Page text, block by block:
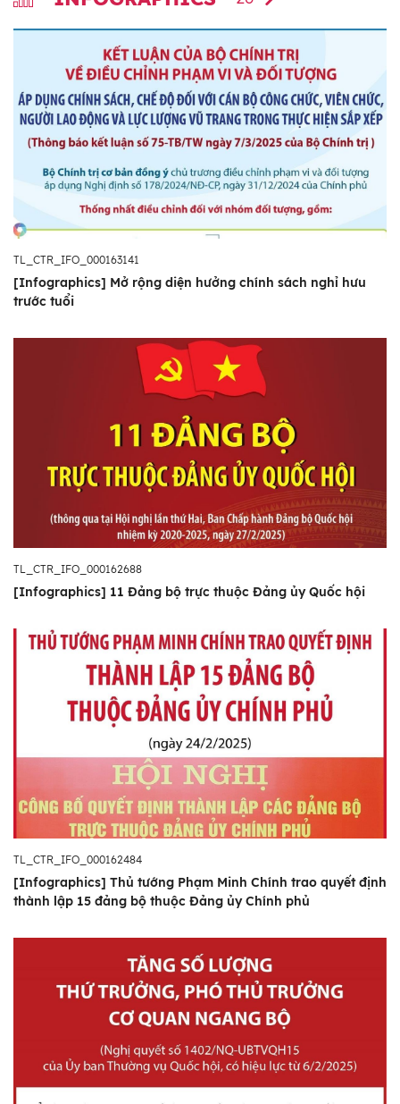
TL_CTR_IFO_000163141
[Infographics] Mở rộng diện hưởng chính sách nghỉ hưu
trước tuổi
TL_CTR_IFO_000162688
[Infographics] 11 Đảng bộ trực thuộc Đảng ủy Quốc hội
TL_CTR_IFO_000162484
[Infographics] Thủ tướng Phạm Minh Chính trao quyết định
thành lập 15 đảng bộ thuộc Đảng ủy Chính phủ